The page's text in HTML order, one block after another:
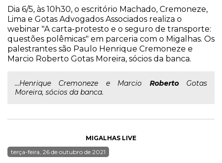
Dia 6/5, às 10h30, o escritório Machado, Cremoneze,
Lima e Gotas Advogados Associados realiza o
webinar "A carta-protesto e o seguro de transporte:
questões polêmicas" em parceria com o Migalhas. Os
palestrantes são Paulo Henrique Cremoneze e
Marcio Roberto Gotas Moreira, sócios da banca.
...Henrique Cremoneze e Marcio RobertoGotas
Moreira, sócios da banca.
MIGALHAS LIVE
terça-feira, 26 de outubro de 2021